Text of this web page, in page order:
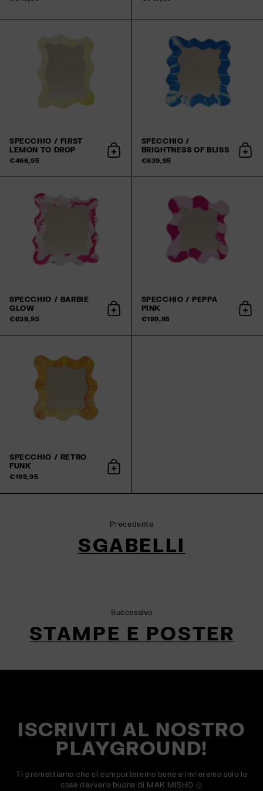
SPECCHIO / FIRST
LEMON TO DROP
€466,95
Aggiungi al carrello
SPECCHIO /
BRIGHTNESS OF BLISS
€639,95
SPECCHIO / BARBIE
GLOW
€639,95
Aggiungi al carrello
SPECCHIO / PEPPA
PINK
€199,95
SPECCHIO / RETRO
FUNK
€199,95
Aggiungi al carrello
Precedente
SGABELLI
Successivo
STAMPE E POSTER
ISCRIVITI AL NOSTRO
PLAYGROUND!
Ti promettiamo che ci comporteremo bene e invieremo solo le
cose davvero buone di MAK MISHO ㋡